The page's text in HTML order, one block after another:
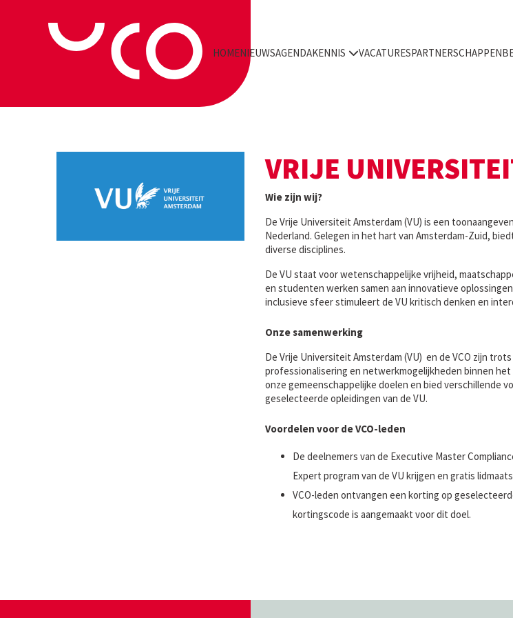
HOMENIEUWSAGENDAKENNIS VACATURESPARTNERSCHAPPEN
VRIJE
Wie zijn wij?
De Vrije Universiteit Amsterdam (VU) is een
Nederland. Gelegen in het hart van Amsterdam-Zuid,
diverse disciplines.
De VU staat voor wetenschappelijke vrijheid,
en studenten werken samen aan innovatieve
inclusieve sfeer stimuleert de VU kritisch denken en
Onze samenwerking
De Vrije Universiteit Amsterdam (VU) en de VCO zijn
professionalisering en netwerkmogelijkheden binnen
onze gemeenschappelijke doelen en bied verschillende
geselecteerde opleidingen van de VU.
Voordelen voor de VCO-leden
De deelnemers van de Executive Master
Expert program van de VU krijgen en gratis
VCO-leden ontvangen een korting op
kortingscode is aangemaakt voor dit doel.